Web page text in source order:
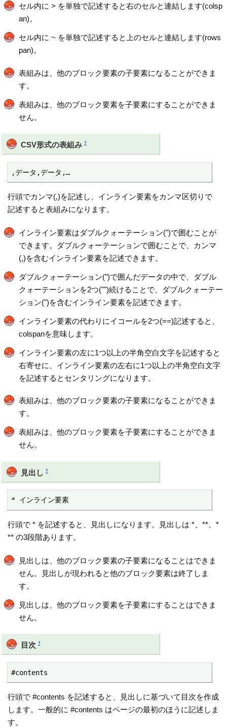
セル内に > を単独で記述すると右のセルと連結します(colsp
an)。
セル内に ~ を単独で記述すると上のセルと連結します(rows
pan)。
表組みは、他のブロック要素の子要素になることができま
す。
表組みは、他のブロック要素を子要素にすることができま
せん。
CSV形式の表組み †
,データ,データ,…
行頭でカンマ(,)を記述し、インライン要素をカンマ区切りで
記述すると表組みになります。
インライン要素はダブルクォーテーション(")で囲むことが
できます。ダブルクォーテーションで囲むことで、カンマ
(,)を含むインライン要素を記述できます。
ダブルクォーテーション(")で囲んだデータの中で、ダブル
クォーテーションを2つ("")続けることで、ダブルクォーテー
ション(")を含むインライン要素を記述できます。
インライン要素の代わりにイコールを2つ(==)記述すると、
colspanを意味します。
インライン要素の左に1つ以上の半角空白文字を記述すると
右寄せに、インライン要素の左右に1つ以上の半角空白文字
を記述するとセンタリングになります。
表組みは、他のブロック要素の子要素になることができま
す。
表組みは、他のブロック要素を子要素にすることができま
せん。
見出し †
* インライン要素
行頭で * を記述すると、見出しになります。見出しは *、**、*
** の3段階あります。
見出しは、他のブロック要素の子要素になることはできま
せん。見出しが現われると他のブロック要素は終了しま
す。
見出しは、他のブロック要素を子要素にすることはできま
せん。
目次 †
#contents
行頭で #contents を記述すると、見出しに基づいて目次を作成
します。一般的に #contents はページの最初のほうに記述しま
す。